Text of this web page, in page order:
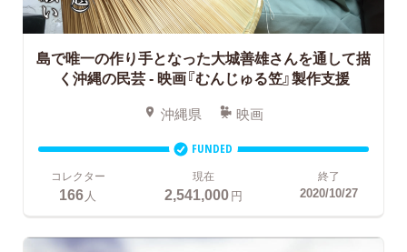
島で唯一の作り手となった大城善雄さんを通して描
く沖縄の民芸- 映画『むんじゅる笠』製作支援
沖縄県 映画
FUNDED
コレクター
166 人
現在
2,541,000円
終了
2020/10/27